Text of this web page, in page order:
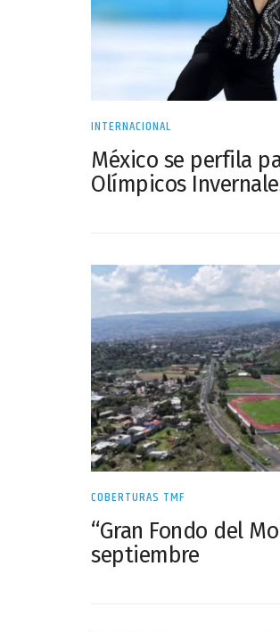
INTERNACIONAL
México se perfila
Olímpicos
COBERTURAS TMF
“Gran Fondo del
septiembre